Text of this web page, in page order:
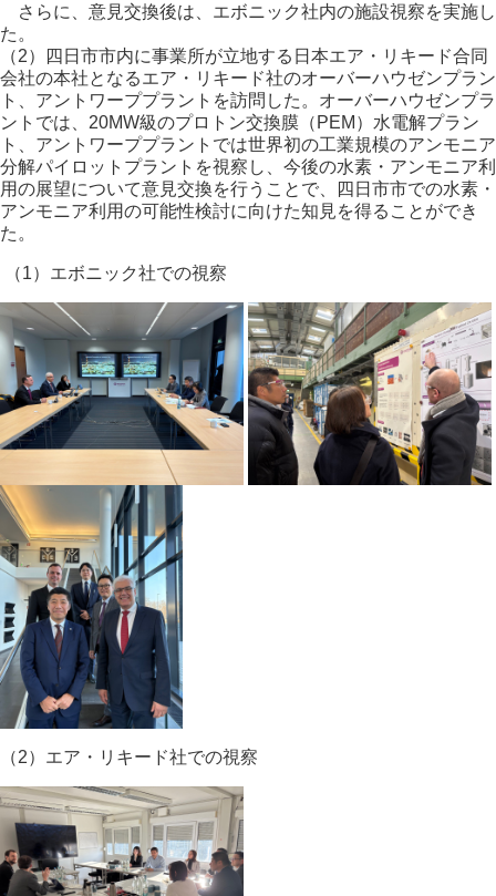
さらに、意見交換後は、エボニック社内の施設視察を実施し
た。
（2）四日市市内に事業所が立地する日本エア・リキード合同
会社の本社となるエア・リキード社のオーバーハウゼンプラン
ト、アントワーププラントを訪問した。オーバーハウゼンプラ
ントでは、20MW級のプロトン交換膜（PEM）水電解プラン
ト、アントワーププラントでは世界初の工業規模のアンモニア
分解パイロットプラントを視察し、今後の水素・アンモニア利
用の展望について意見交換を行うことで、四日市市での水素・
アンモニア利用の可能性検討に向けた知見を得ることができ
た。
（1）エボニック社での視察
（2）エア・リキード社での視察